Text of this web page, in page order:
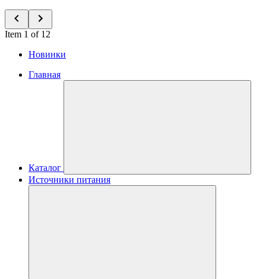
Item 1 of 12
Новинки
Главная
Каталог
Источники питания